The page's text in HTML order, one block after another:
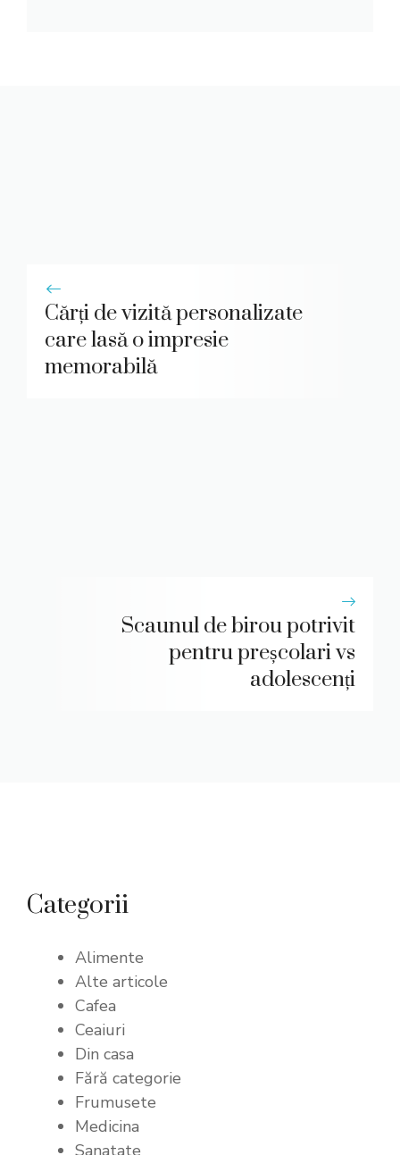
Cărți de vizită personalizate
care lasă o impresie
memorabilă
Scaunul de birou potrivit
pentru preșcolari vs
adolescenți
Categorii
Alimente
Alte articole
Cafea
Ceaiuri
Din casa
Fără categorie
Frumusete
Medicina
Sanatate